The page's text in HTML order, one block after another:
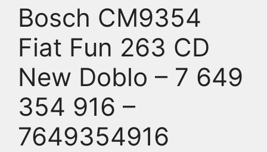
Bosch CM9354
Fiat Fun 263 CD
New Doblo – 7 649
354 916 –
7649354916